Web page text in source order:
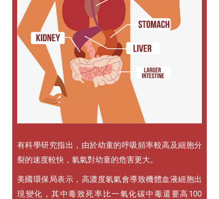
有科學研究指出，由於幼童的呼吸頻率較高及細胞分
裂的速度較快，氡氣對幼童的危害更大。
美國環保局表示，高濃度氡氣會導致機體血液細胞出
現變化，其中毒致死率比一氧化碳中毒還要高100